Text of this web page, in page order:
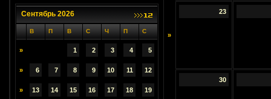
Сентябрь 2026
В П В С Ч П С
» 1 2 3 4 5
» 6 7 8 9 10 11 12
» 13 14 15 16 17 18 19
»
23
30